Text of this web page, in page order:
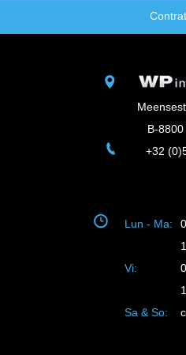
B-
+32
Lun - Ma:
Vi:
Sa & So: